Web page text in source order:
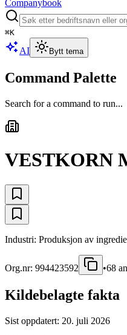
Companybook
⌘K
AI Bytt tema
Command Palette
Search for a command to run...
VESTKORN
Industri: Produksjon av
Org.nr: 994423592 •68
Kildebelagte fakta
Sist oppdatert: 20. juli 2026